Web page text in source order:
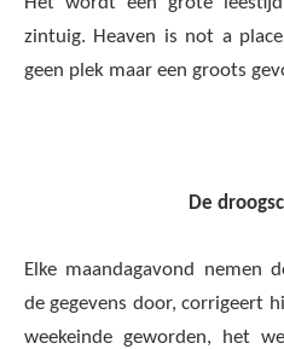
zintuig. Heaven is not a
geen plek maar een groots
De
Elke maandagavond nemen
de gegevens door, corrigeert
weekeinde geworden, het